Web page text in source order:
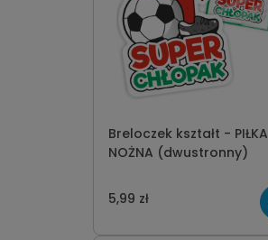
Breloczek kształt - PIŁKA
NOŻNA (dwustronny)
5,99 zł